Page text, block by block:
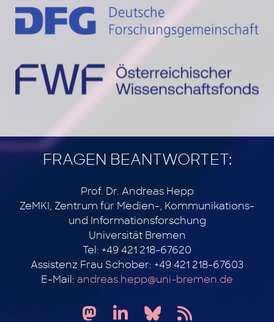
FRAGEN BEANTWORTET:
Prof. Dr. Andreas Hepp
ZeMKI, Zentrum für Medien-, Kommunikations-
und Informationsforschung
Universität Bremen
Tel: +49 421 218-67620
Assistenz Frau Schober: +49 421 218-67603
E-Mail: andreas.hepp@uni-bremen.de